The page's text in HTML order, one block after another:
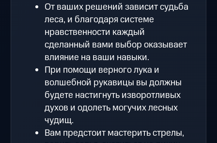
От ваших решений зависит судьба
леса, и благодаря системе
нравственности каждый
сделанный вами выбор оказывает
влияние на ваши навыки.
При помощи верного лука и
волшебной рукавицы вы должны
будете настигнуть изворотливых
духов и одолеть могучих лесных
чудищ.
Вам предстоит мастерить стрелы,